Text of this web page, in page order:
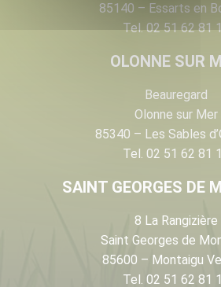
85140 – Essarts en
Tel. 02 51 62 81
OLONNE SUR
Beauregard
Olonne sur Mer
85340 – Les Sables
Tel. 02 51 62 81
SAINT GEORGES DE
8 La Rangizière
Saint Georges de
85600 – Montaigu
Tel. 02 51 62 81